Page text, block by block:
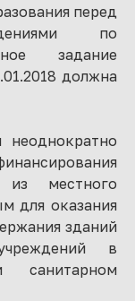
перед
по
задание
должна
неоднократно
из местного
для оказания
зданий
в
санитарном